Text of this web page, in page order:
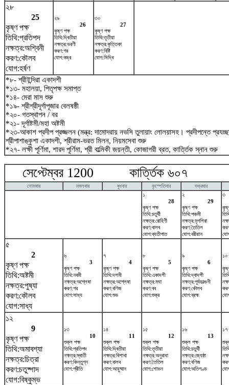
২৮
25
কৃষ্ণ পক্ষ
তিথি:প্রতিপদ
নক্ষত্র:অশ্বিনী
করণ:কৌলব
যোগ:হর্ষণ
২৯
26
কৃষ্ণ পক্ষ
তিথি:দ্বিতীয়া
নক্ষত্র:ভরণী
করণ:গর
যোগ:বজ্র
৩০
27
কৃষ্ণ পক্ষ
তিথি:তৃতীয়া
নক্ষত্র:কৃত্তিকা
করণ:বিষ্টি
যোগ:সিদ্ধি
*৮- শ্রীইন্দিরা একাদশী
*১৩- মহালয়া, পিতৃপক্ষ সমাপ্ত
*১৪- মেরা মাস শুরু
*১৯- শ্রীশ্রীদূর্গাপূজার বেলষষ্ঠী
*২০- গতস্থাপন / বর
*২১- দূর্গাষ্টমী/মহা অষ্টমী
*২৩-আকাশ প্রদীপ প্রজ্জলন (মন্ত্র: দামোদরায় নভসি তুলায়াং লোলয়াসহ। প্রদীপন্তে
শ্রীপাশাঙ্কুশা একাদশী, শ্রীরাম-ভরত মিলন, নিয়মসেবা শুরু
*২৭- লক্ষী পূর্ণিমা, শারদ পূর্ণিমা, শ্রী বাল্মিকী জয়ন্তী, কোজাগরী ব্রত, কার্ত্তিক স্নান শুরু
সেপ্টেম্বর 1200 কার্ত্তিক ৬০৭
সোমবার মঙ্গলবার বুধবার বৃহস্পতিবার
শুক্রবার
১
28
কৃষ্ণ পক্ষ
তিথি:চতুর্থী
নক্ষত্র:রোহিণী
করণ:বালব
যোগ:ব্যতীপাত
২
29
কৃষ্ণ পক্ষ
তিথি:পঞ্চমী
নক্ষত্র:মৃগশিরা
করণ:তৈতিল
যোগ:বরীয়ান
৩
৫
2
কৃষ্ণ পক্ষ
তিথি:অষ্টমী
নক্ষত্র:পুষ্যা
করণ:কৌলব
যোগ:সাধ্য
৬
3
কৃষ্ণ পক্ষ
তিথি:নবমী
নক্ষত্র:অশ্লেষা
করণ:গর
যোগ:সাধ্য
৭
4
কৃষ্ণ পক্ষ
তিথি:দশমী
নক্ষত্র:অশ্লেষা
করণ:বণিজ
যোগ:শুভ
৮
5
কৃষ্ণ পক্ষ
তিথি:একাদশী
নক্ষত্র:মঘা
করণ:বব
যোগ:শুক্র
৯
6
কৃষ্ণ পক্ষ
তিথি:দ্বাদশী
নক্ষত্র:পূর্বফাল্গুনী
করণ:কৌলব
যোগ:ব্রহ্ম
১০
১২
9
কৃষ্ণ পক্ষ
তিথি:অমাবশ্যা
নক্ষত্র:চিত্রা
করণ:চতুষ্পাদ
যোগ:বিষ্কুম্ভ
১৩
10
শুক্ল পক্ষ
তিথি:প্রতিপদ
নক্ষত্র:স্বাতী
করণ:কিন্তুগ্ন
যোগ:প্রীতি
১৪
11
শুক্ল পক্ষ
তিথি:দ্বিতীয়া
নক্ষত্র:বিশাখা
করণ:বালব
যোগ:আয়ুষ্মান
১৫
12
শুক্ল পক্ষ
তিথি:তৃতীয়া
নক্ষত্র:অনুরাধা
করণ:তৈতিল
যোগ:শোভন
১৬
13
শুক্ল পক্ষ
তিথি:চতুর্থী
নক্ষত্র:জ্যেষ্ঠা
করণ:বণিজ
যোগ:অতিগণ্ড
১৭